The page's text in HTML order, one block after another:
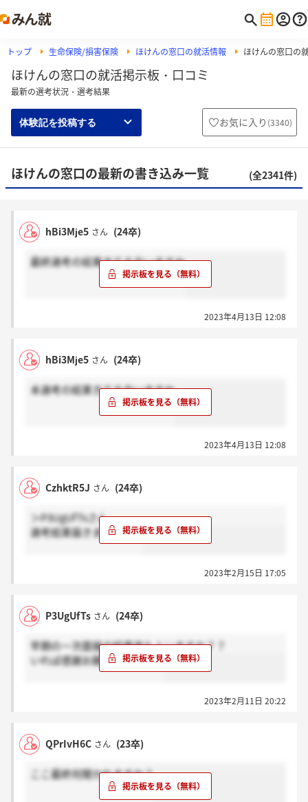
トップ 生命保険/損害保険 ほけんの窓口の就活情報 ほけんの窓口の
ほけんの窓口の就活掲示板・口コミ
最新の選考状況・選考結果
体験記を投稿する お気に入り (3340)
ほけんの窓口の最新の書き込み一覧 (全2341件)
hBi3Mje5 さん (24卒)
最終選考の結果きてる方いますか
2023年4月13日 12:08
hBi3Mje5 さん (24卒)
本選考の結果きてる方いますか
2023年4月13日 12:08
CzhktR5J さん (24卒)
＞P3UgUfTsさん
選考結果届きましたか？
2023年2月15日 17:05
P3UgUfTs さん (24卒)
早期の一次面接の結果来た人いますか？？
いれば感謝お願いします。。
2023年2月11日 20:22
QPrIvH6C さん (23卒)
ここ最終何聞かれますか？